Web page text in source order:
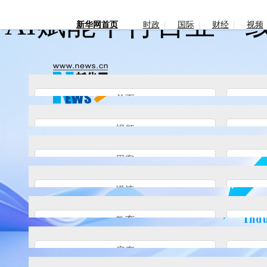
AI赋能千行百业一
首页
视频
思客
港澳
教育
房产
新华网首页 时政 国际 财经 视频